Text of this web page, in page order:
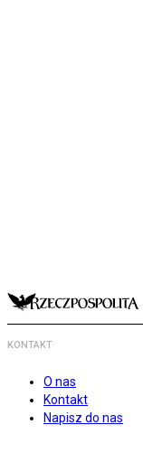
KONTAKT
O nas
Kontakt
Napisz do nas